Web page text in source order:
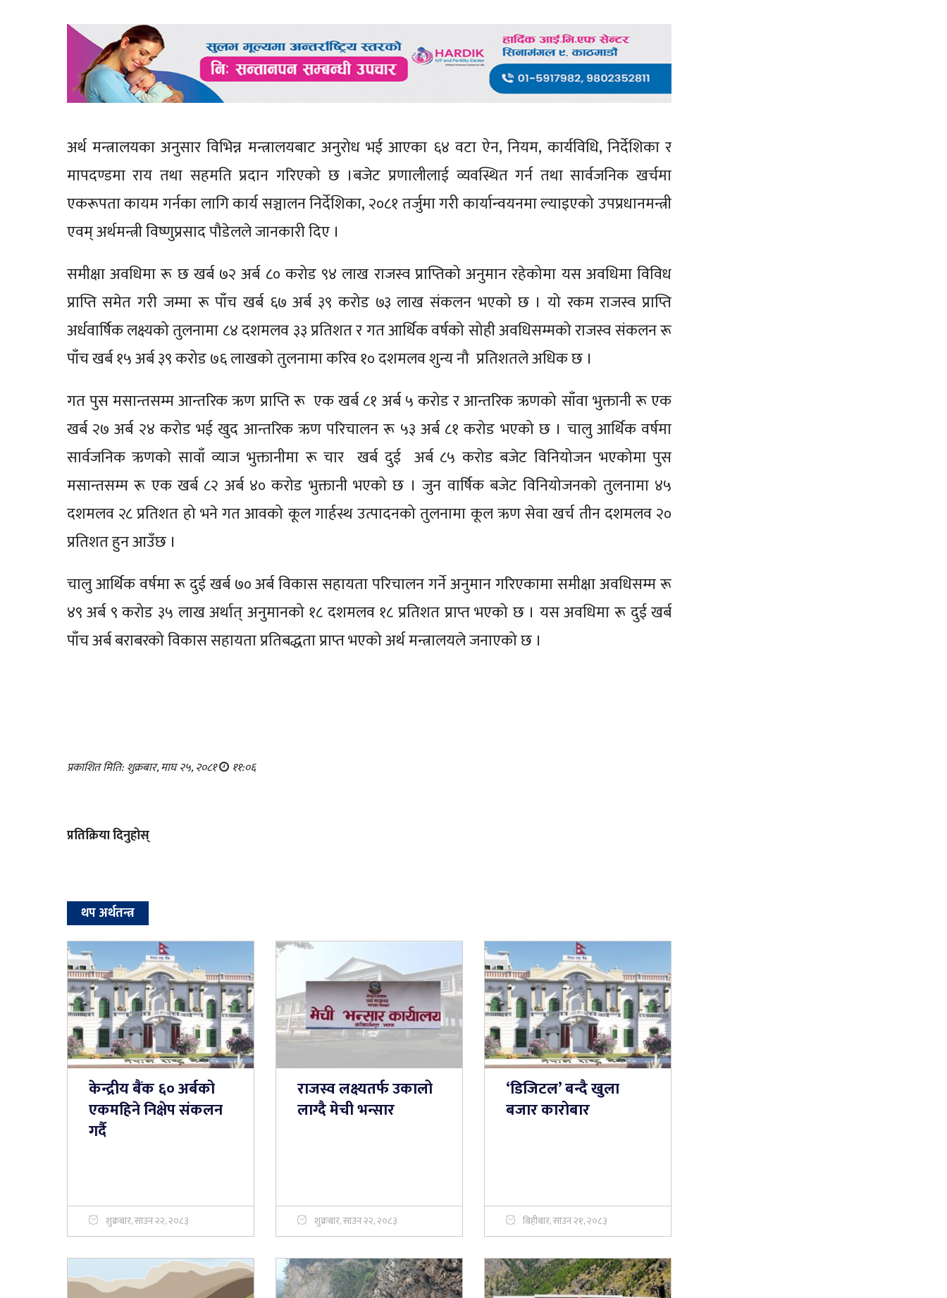
अर्थ मन्त्रालयका अनुसार विभिन्न मन्त्रालयबाट अनुरोध भई आएका ६४ वटा ऐन, नियम, कार्यविधि, निर्देशिका र
मापदण्डमा राय तथा सहमति प्रदान गरिएको छ ।बजेट प्रणालीलाई व्यवस्थित गर्न तथा सार्वजनिक खर्चमा
एकरूपता कायम गर्नका लागि कार्य सञ्चालन निर्देशिका, २०८१ तर्जुमा गरी कार्यान्वयनमा ल्याइएको उपप्रधानमन्त्री
एवम् अर्थमन्त्री विष्णुप्रसाद पौडेलले जानकारी दिए ।
समीक्षा अवधिमा रू छ खर्ब ७२ अर्ब ८० करोड ९४ लाख राजस्व प्राप्तिको अनुमान रहेकोमा यस अवधिमा विविध
प्राप्ति समेत गरी जम्मा रू पाँच खर्ब ६७ अर्ब ३९ करोड ७३ लाख संकलन भएको छ । यो रकम राजस्व प्राप्ति
अर्धवार्षिक लक्ष्यको तुलनामा ८४ दशमलव ३३ प्रतिशत र गत आर्थिक वर्षको सोही अवधिसम्मको राजस्व संकलन रू
पाँच खर्ब १५ अर्ब ३९ करोड ७६ लाखको तुलनामा करिव १० दशमलव शुन्य नौ प्रतिशतले अधिक छ ।
गत पुस मसान्तसम्म आन्तरिक ऋण प्राप्ति रू एक खर्ब ८१ अर्ब ५ करोड र आन्तरिक ऋणको साँवा भुक्तानी रू एक
खर्ब २७ अर्ब २४ करोड भई खुद आन्तरिक ऋण परिचालन रू ५३ अर्ब ८१ करोड भएको छ । चालु आर्थिक वर्षमा
सार्वजनिक ऋणको सावाँ व्याज भुक्तानीमा रू चार खर्ब दुई अर्ब ८५ करोड बजेट विनियोजन भएकोमा पुस
मसान्तसम्म रू एक खर्ब ८२ अर्ब ४० करोड भुक्तानी भएको छ । जुन वार्षिक बजेट विनियोजनको तुलनामा ४५
दशमलव २८ प्रतिशत हो भने गत आवको कूल गार्हस्थ उत्पादनको तुलनामा कूल ऋण सेवा खर्च तीन दशमलव २०
प्रतिशत हुन आउँछ ।
चालु आर्थिक वर्षमा रू दुई खर्ब ७० अर्ब विकास सहायता परिचालन गर्ने अनुमान गरिएकामा समीक्षा अवधिसम्म रू
४९ अर्ब ९ करोड ३५ लाख अर्थात् अनुमानको १८ दशमलव १८ प्रतिशत प्राप्त भएको छ । यस अवधिमा रू दुई खर्ब
पाँच अर्ब बराबरको विकास सहायता प्रतिबद्धता प्राप्त भएको अर्थ मन्त्रालयले जनाएको छ ।
प्रकाशित मिति: शुक्रबार, माघ २५, २०८१ ११:०६
प्रतिक्रिया दिनुहोस्
थप अर्थतन्त्र
केन्द्रीय बैंक ६० अर्बको
एकमहिने निक्षेप संकलन
गर्दै
शुक्रबार, साउन २२, २०८३
राजस्व लक्ष्यतर्फ उकालो
लाग्दै मेची भन्सार
शुक्रबार, साउन २२, २०८३
‘डिजिटल’ बन्दै खुला
बजार कारोबार
बिहीबार, साउन २१, २०८३